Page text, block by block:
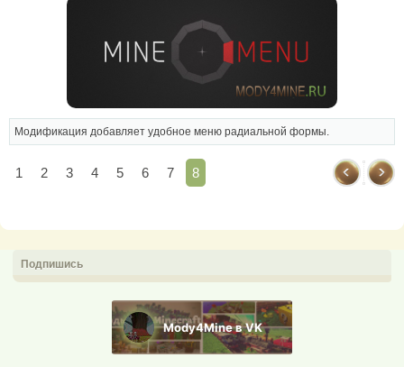
Модификация добавляет удобное меню радиальной формы.
1 2 3 4 5 6 7 8
Подпишись
Mody4Mine в VK